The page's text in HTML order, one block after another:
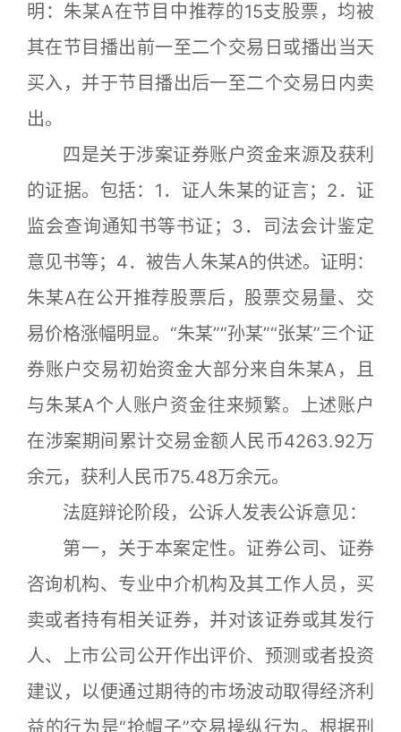
明：朱某A在节目中推荐的15支股票，均被
其在节目播出前一至二个交易日或播出当天
买入，并于节目播出后一至二个交易日内卖
出。
四是关于涉案证券账户资金来源及获利
的证据。包括：1．证人朱某的证言；2．证
监会查询通知书等书证；3．司法会计鉴定
意见书等；4．被告人朱某A的供述。证明：
朱某A在公开推荐股票后，股票交易量、交
易价格涨幅明显。“朱某”“孙某”“张某”三个证
券账户交易初始资金大部分来自朱某A，且
与朱某A个人账户资金往来频繁。上述账户
在涉案期间累计交易金额人民币4263.92万
余元，获利人民币75.48万余元。
法庭辩论阶段，公诉人发表公诉意见：
第一，关于本案定性。证券公司、证券
咨询机构、专业中介机构及其工作人员，买
卖或者持有相关证券，并对该证券或其发行
人、上市公司公开作出评价、预测或者投资
建议，以便通过期待的市场波动取得经济利